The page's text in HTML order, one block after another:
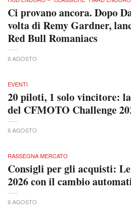
Ci provano ancora. Dopo
volta di Remy Gardner,
Red Bull Romaniacs
6 AGOSTO
EVENTI
20 piloti, 1 solo vincitore:
del CFMOTO Challenge
6 AGOSTO
RASSEGNA MERCATO
Consigli per gli acquisti:
2026 con il cambio
6 AGOSTO